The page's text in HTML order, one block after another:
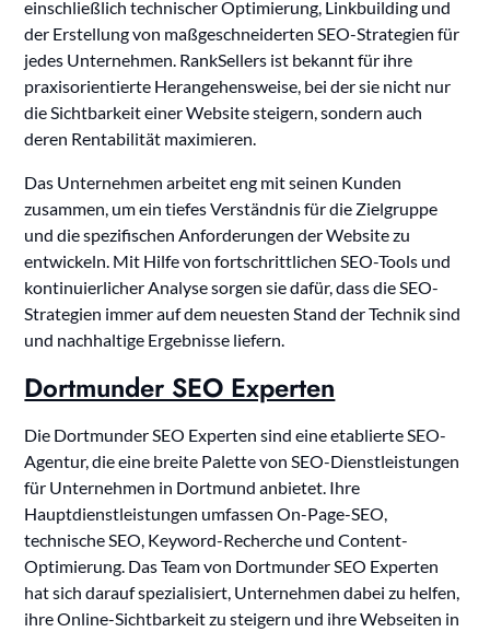
einschließlich technischer Optimierung, Linkbuilding und
der Erstellung von maßgeschneiderten SEO-Strategien für
jedes Unternehmen. RankSellers ist bekannt für ihre
praxisorientierte Herangehensweise, bei der sie nicht nur
die Sichtbarkeit einer Website steigern, sondern auch
deren Rentabilität maximieren.
Das Unternehmen arbeitet eng mit seinen Kunden
zusammen, um ein tiefes Verständnis für die Zielgruppe
und die spezifischen Anforderungen der Website zu
entwickeln. Mit Hilfe von fortschrittlichen SEO-Tools und
kontinuierlicher Analyse sorgen sie dafür, dass die SEO-
Strategien immer auf dem neuesten Stand der Technik sind
und nachhaltige Ergebnisse liefern.
Dortmunder SEO Experten
Die Dortmunder SEO Experten sind eine etablierte SEO-
Agentur, die eine breite Palette von SEO-Dienstleistungen
für Unternehmen in Dortmund anbietet. Ihre
Hauptdienstleistungen umfassen On-Page-SEO,
technische SEO, Keyword-Recherche und Content-
Optimierung. Das Team von Dortmunder SEO Experten
hat sich darauf spezialisiert, Unternehmen dabei zu helfen,
ihre Online-Sichtbarkeit zu steigern und ihre Webseiten in